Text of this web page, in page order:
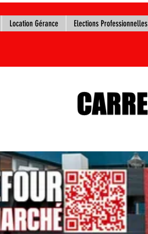
Location Gérance Elections Professionnelles